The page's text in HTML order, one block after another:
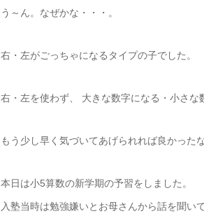
う～ん。なぜかな・・・。
右・左がごっちゃになるタイプの子でした。
右・左を使わず、 大きな数字になる・小さな
もう少し早く気づいてあげられれば良かった
本日は小5算数の新学期の予習をしました。
入塾当時は勉強嫌いとお母さんから話を聞い